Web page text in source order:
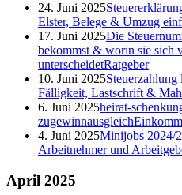
24. Juni 2025
Elster, Belege & Umzug
17. Juni 2025Die
bekommst & worin sie sich
unterscheidetRatgeber
10. Juni 2025
Fälligkeit, Lastschrift &
6. Juni 2025heirat-
zugewinnausgleich
4. Juni 2025Minijobs 2024/
Arbeitnehmer und
April 2025